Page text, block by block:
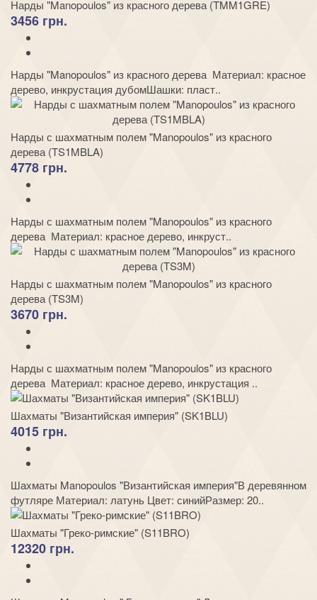
Нарды "Manopoulos" из красного дерева (TMM1GRE)
3456 грн.
Нарды "Manopoulos" из красного дерева Материал: красное
дерево, инкрустация дубомШашки: пласт..
Нарды с шахматным полем "Manopoulos" из красного
дерева (TS1MBLA)
4778 грн.
Нарды с шахматным полем "Manopoulos" из красного
дерева Материал: красное дерево, инкруст..
Нарды с шахматным полем "Manopoulos" из красного
дерева (TS3M)
3670 грн.
Нарды с шахматным полем "Manopoulos" из красного
дерева Материал: красное дерево, инкрустация ..
Шахматы "Византийская империя" (SK1BLU)
4015 грн.
Шахматы Manopoulos "Византийская империя"В деревянном
футляре Материал: латунь Цвет: синийРазмер: 20..
Шахматы "Греко-римские" (S11BRO)
12320 грн.